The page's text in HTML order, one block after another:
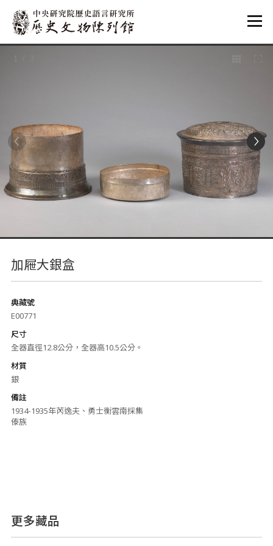
:::
加屜大銀盒
典藏號
E00771
尺寸
全器直徑12.8公分，全器高10.5公分。
材質
銀
備註
1934-1935年芮逸夫、勇士衡雲南採集
傣族
更多藏品